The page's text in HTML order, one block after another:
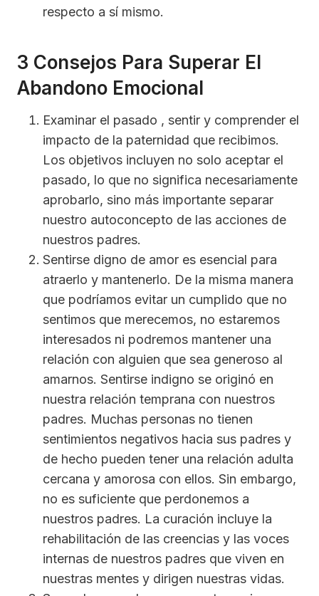
respecto a sí mismo.
3 Consejos Para Superar El
Abandono Emocional
Examinar el pasado , sentir y comprender el
impacto de la paternidad que recibimos.
Los objetivos incluyen no solo aceptar el
pasado, lo que no significa necesariamente
aprobarlo, sino más importante separar
nuestro autoconcepto de las acciones de
nuestros padres.
Sentirse digno de amor es esencial para
atraerlo y mantenerlo. De la misma manera
que podríamos evitar un cumplido que no
sentimos que merecemos, no estaremos
interesados ni podremos mantener una
relación con alguien que sea generoso al
amarnos. Sentirse indigno se originó en
nuestra relación temprana con nuestros
padres. Muchas personas no tienen
sentimientos negativos hacia sus padres y
de hecho pueden tener una relación adulta
cercana y amorosa con ellos. Sin embargo,
no es suficiente que perdonemos a
nuestros padres. La curación incluye la
rehabilitación de las creencias y las voces
internas de nuestros padres que viven en
nuestras mentes y dirigen nuestras vidas.